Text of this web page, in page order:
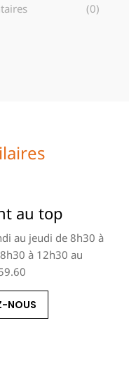
(0)
au top
au jeudi de 8h30 à
à 12h30 au
NOUS